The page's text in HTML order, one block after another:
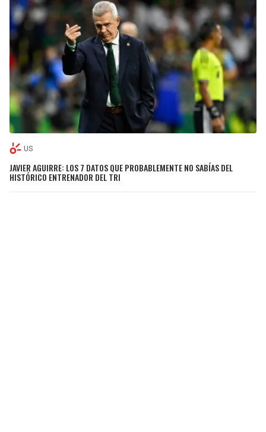
US
JAVIER AGUIRRE: LOS 7 DATOS QUE PROBABLEMENTE NO SABÍAS DEL
HISTÓRICO ENTRENADOR DEL TRI